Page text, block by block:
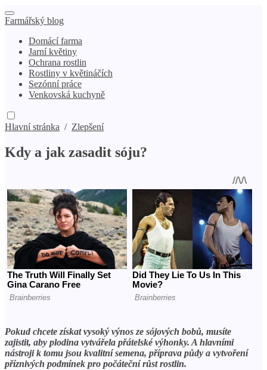
Farmářský blog
Domácí farma
Jarní květiny
Ochrana rostlin
Rostliny v květináčích
Sezónní práce
Venkovská kuchyně
Hlavní stránka / Zlepšení
Kdy a jak zasadit sóju?
Pokud chcete získat vysoký výnos ze sójových bobů, musíte
zajistit, aby plodina vytvářela přátelské výhonky. A hlavními
nástroji k tomu jsou kvalitní semena, příprava půdy a vytvoření
příznivých podmínek pro počáteční růst rostlin.